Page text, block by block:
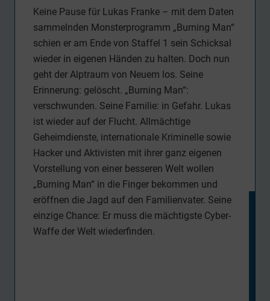
Keine Pause für Lukas Franke – mit dem Daten
sammelnden Monsterprogramm „Burning Man“
schien er am Ende von Staffel 1 sein Schicksal
wieder in eigenen Händen zu halten. Doch nun
geht der Alptraum von Neuem los. Seine
Erinnerung: gelöscht. „Burning Man“:
verschwunden. Seine Familie: in Gefahr. Lukas
ist wieder auf der Flucht. Allmächtige
Geheimdienste, internationale Kriminelle sowie
Hacker und Aktivisten mit ihrer ganz eigenen
Vorstellung von einer besseren Welt wollen
„Burning Man“ in die Finger bekommen und
eröffnen die Jagd auf den Familienvater. Seine
einzige Chance: Er muss die mächtigste Cyber-
Waffe der Welt wiederfinden.